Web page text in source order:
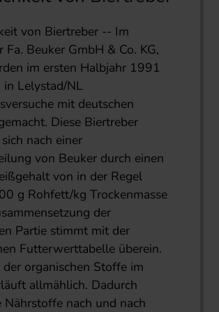
von Biertreber -- Im
Beuker GmbH & Co. KG,
im ersten Halbjahr 1991
in Lelystad/NL
mit deutschen
Diese Biertreber
nach einer
von Beuker durch einen
von in der Regel
g Rohfett/kg Trockenmasse
der
Partie stimmt mit der
Futterwerttabelle überein.
organischen Stoffe im
allmählich. Dadurch
Nährstoffe nach und nach